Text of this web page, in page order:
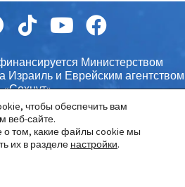
СВЯЗАТЬСЯ?
мессенджер и
на чат / привязанный номер
на
Министерством
Израиль и Еврейским агентством
«Сохнут»
чтобы обеспечить вам
веб-сайте.
о том, какие файлы cookie мы
их в разделе настройки.